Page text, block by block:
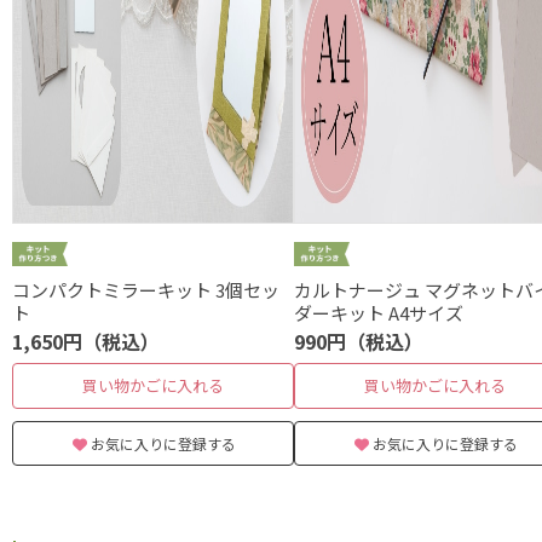
コンパクトミラーキット 3個セッ
ト
1,650円（税込）
買い物かごに入れる
お気に入りに登録する
カルトナージュ マグネットバ
ダーキット A4サイズ
990円（税込）
買い物かごに入れる
お気に入りに登録する